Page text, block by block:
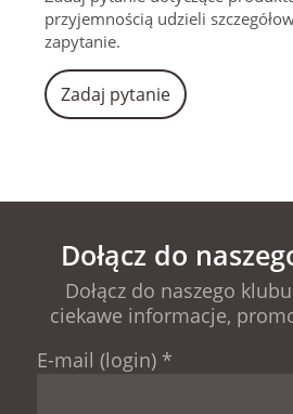
przyjemnością udzieli
zapytanie.
Zadaj pytanie
Dołącz do
Dołącz do naszego
ciekawe informacje,
E-mail (login) *